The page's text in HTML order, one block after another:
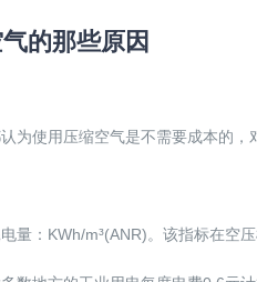
的那些原因
为使用压缩空气是不需要成本的
量：KWh/m³(ANR)。该指标在空